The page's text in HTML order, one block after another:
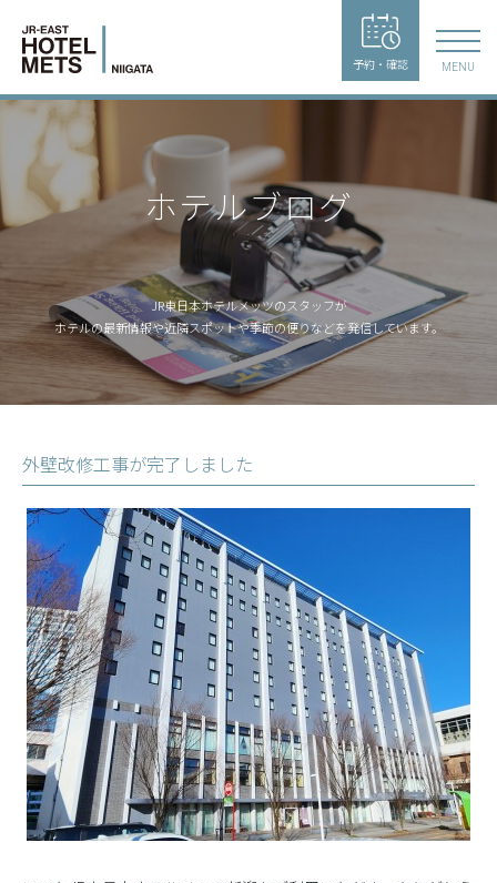
予約・確認 MENU
ホテルブログ
JR東日本ホテルメッツのスタッフが
ホテルの最新情報や近隣スポットや季節の便りなどを発信しています。
外壁改修工事が完了しました